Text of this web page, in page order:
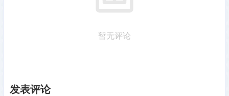
暂无评论
发表评论